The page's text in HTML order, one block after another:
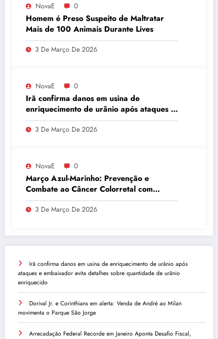
NovaE 0
Homem é Preso Suspeito de Maltratar
Mais de 100 Animais Durante Lives
3 De Março De 2026
NovaE 0
Irã confirma danos em usina de
enriquecimento de urânio após ataques e
embaixador evita detalhes sobre
quantidade de urânio enriquecido
3 De Março De 2026
NovaE 0
Março Azul-Marinho: Prevenção e
Combate ao Câncer Colorretal com
Atividades Físicas
3 De Março De 2026
Irã confirma danos em usina de enriquecimento de urânio após
ataques e embaixador evita detalhes sobre quantidade de urânio
enriquecido
Dorival Jr. e Corinthians em alerta: Venda de André ao Milan
movimenta o Parque São Jorge
Arrecadação Federal Recorde em Janeiro Aponta Desafio Fiscal,